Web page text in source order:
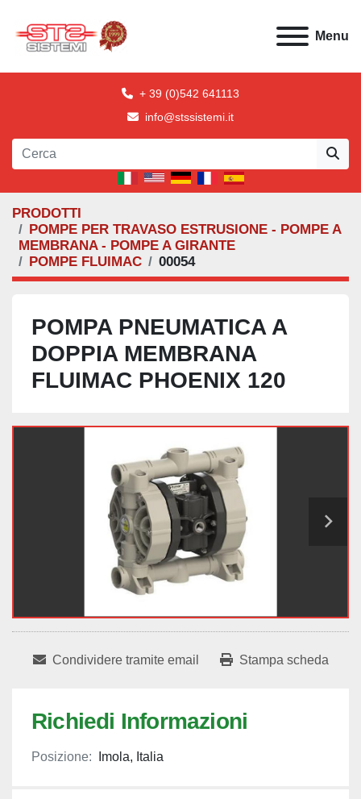
Menu
+ 39 (0)542 641113
info@stssistemi.it
PRODOTTI
POMPE PER TRAVASO ESTRUSIONE - POMPE A
MEMBRANA - POMPE A GIRANTE
POMPE FLUIMAC
00054
POMPA PNEUMATICA A
DOPPIA MEMBRANA
FLUIMAC PHOENIX 120
Condividere tramite email Stampa scheda
Richiedi Informazioni
Posizione: Imola, Italia